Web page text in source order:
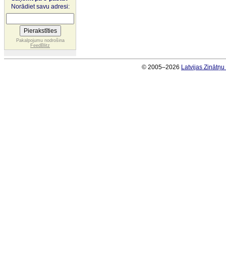
Norādiet savu adresi:
Pakalpojumu nodrošina
FeedBlitz
© 2005–2026 Latvijas